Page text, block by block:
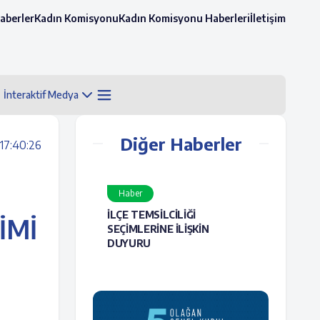
Kadın KomisyonuKadın Komisyonu Haberleriİletişim
İnteraktif Medya
Diğer Haberler
Haber
İLÇE TEMSİLCİLİĞİ
SEÇİMLERİNE İLİŞKİN
DUYURU